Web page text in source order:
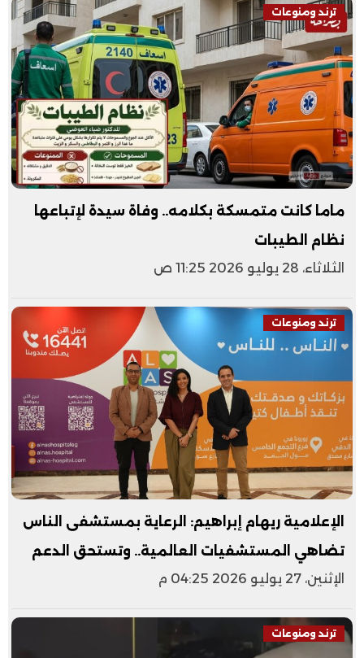
ترند ومنوعات
ماما كانت متمسكة بكلامه.. وفاة سيدة لإتباعها
نظام الطيبات
الثلاثاء، 28 يوليو 2026 11:25 ص
ترند ومنوعات
الإعلامية ريهام إبراهيم: الرعاية بمستشفى الناس
تضاهي المستشفيات العالمية.. وتستحق الدعم
الإثنين، 27 يوليو 2026 04:25 م
ترند ومنوعات